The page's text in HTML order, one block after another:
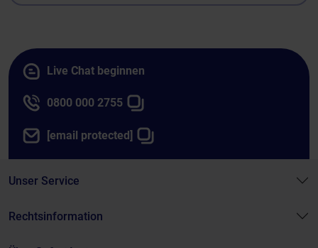
Live Chat beginnen
0800 000 2755
[email protected]
Unser Service
Rechtsinformation